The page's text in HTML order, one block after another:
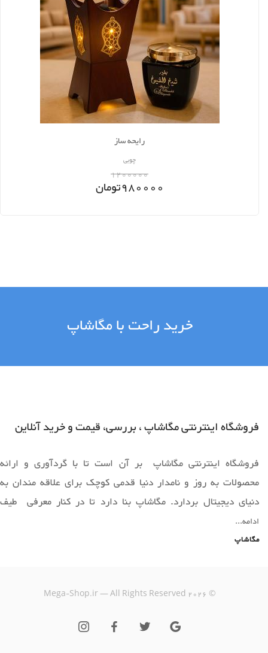
رایحه ساز
چوبی
1200000
980000تومان
خرید راحت با مگاشاپ
فروشگاه اینترنتی مگاشاپ ، بررسی، قیمت و خرید آنلاین
فروشگاه اینترنتی مگاشاپ بر آن است تا با گردآوری و ارائه
محصولات به روز و نامدار دنیا قدمی کوچک برای علاقه مندان به
دنیای دیجیتال بردارد. مگاشاپ بنا دارد تا در کنار معرفی طیف
وسیعی از محصولات به روز دنیا ،فضایی را برای خرید آسان و ارائه
محصولات قابل عرضه دراختیار همه همراهان خود قرار دهد.
کالاهایی متنوع، باکیفیت و دارای قیمت مناسب را در مدت زمان ی
کوتاه به دست مشتریان خود برساند؛ ویژگی‌هایی که فروشگاه
اینترنتی مگاشاپ سال‌هاست بر روی آن‌ها کار کرده و توانسته از این
ادامه...
مگاشاپ
©
2026